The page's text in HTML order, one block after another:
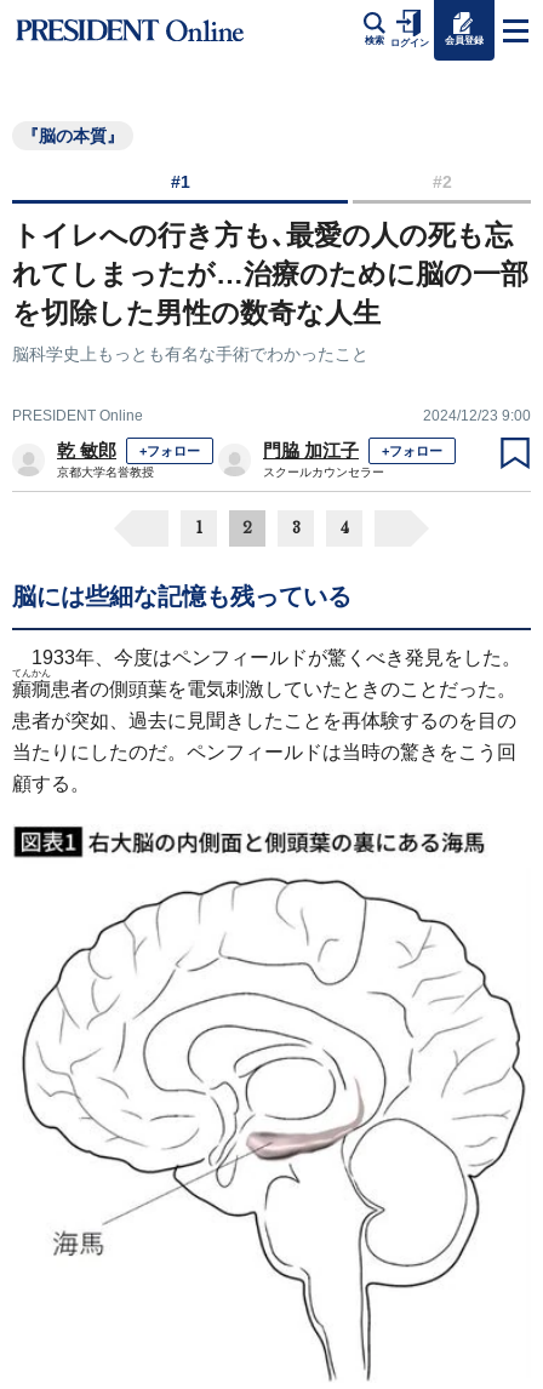
検索 ログイン 会員登録
『脳の本質』
#1 #2
トイレへの行き方も､最愛の人の死も忘
れてしまったが…治療のために脳の一部
を切除した男性の数奇な人生
脳科学史上もっとも有名な手術でわかったこと
PRESIDENT Online 2024/12/23 9:00
乾 敏郎 +フォロー
京都大学名誉教授
門脇 加江子 +フォロー
スクールカウンセラー
1 2 3 4
脳には些細な記憶も残っている
1933年、今度はペンフィールドが驚くべき発見をした。
癲癇
てんかん
患者の側頭葉を電気刺激していたときのことだった。
患者が突如、過去に見聞きしたことを再体験するのを目の
当たりにしたのだ。ペンフィールドは当時の驚きをこう回
顧する。